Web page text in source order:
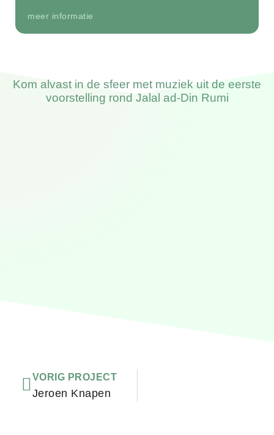
meer informatie
Kom alvast in de sfeer met muziek uit de eerste
voorstelling rond Jalal ad-Din Rumi
Vorige
VORIG PROJECT
Jeroen Knapen